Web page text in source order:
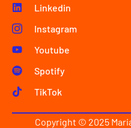
Linkedin
Instagram
Youtube
Spotify
TikTok
Copyright © 2025